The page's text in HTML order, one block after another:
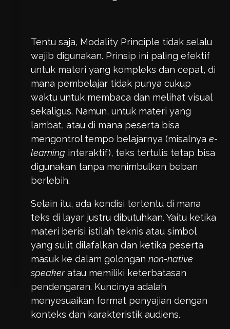
Tentu saja, Modality Principle tidak selalu
wajib digunakan. Prinsip ini paling efektif
untuk materi yang kompleks dan cepat, di
mana pembelajar tidak punya cukup
waktu untuk membaca dan melihat visual
sekaligus. Namun, untuk materi yang
lambat, atau di mana peserta bisa
mengontrol tempo belajarnya (misalnya e-
learning interaktif), teks tertulis tetap bisa
digunakan tanpa menimbulkan beban
berlebih.
Selain itu, ada kondisi tertentu di mana
teks di layar justru dibutuhkan. Yaitu ketika
materi berisi istilah teknis atau simbol
yang sulit dilafalkan dan ketika peserta
masuk ke dalam golongan non-native
speakeratau memiliki keterbatasan
pendengaran. Kuncinya adalah
menyesuaikan format penyajian dengan
konteks dan karakteristik audiens.